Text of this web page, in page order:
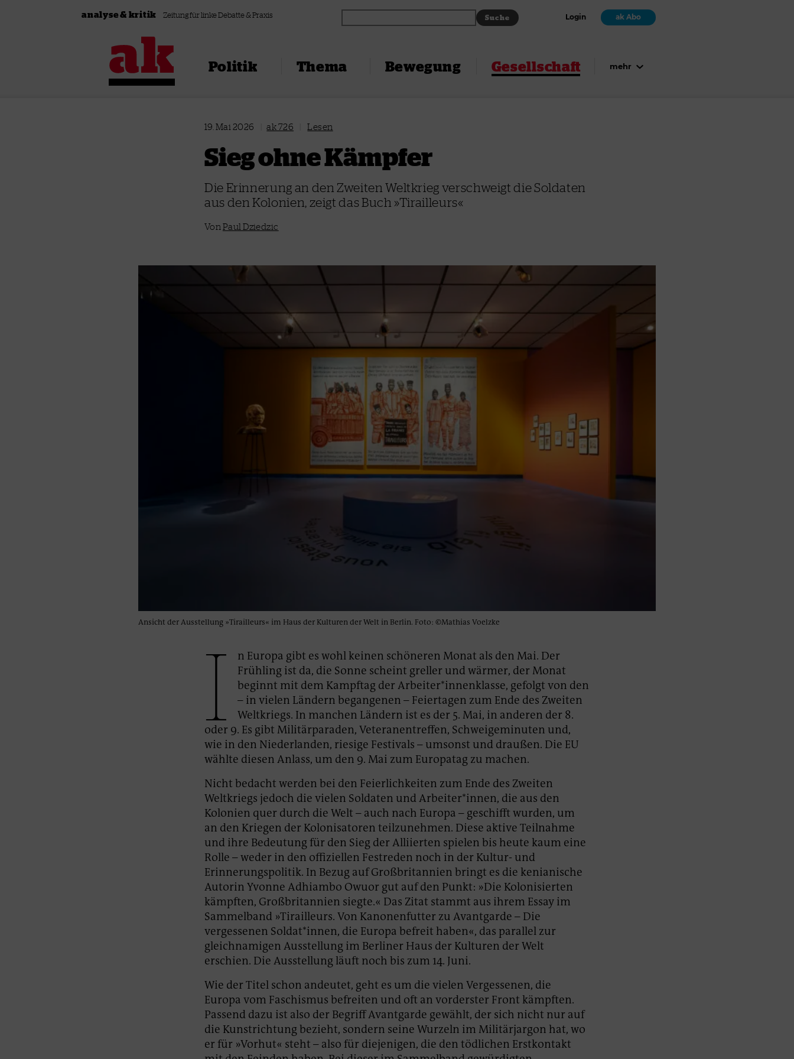
Zum Inhalt springen
analyse & kritik Zeitung für linke Debatte & Praxis Login ak Abo
Politik Thema Bewegung Gesellschaft mehr
19. Mai 2026 ak 726 Lesen
Sieg ohne Kämpfer
Die Erinnerung an den Zweiten Weltkrieg verschweigt die Soldaten
aus den Kolonien, zeigt das Buch »Tirailleurs«
VonPaul Dziedzic
Ansicht der Ausstellung »Tirailleurs« im Haus der Kulturen der Welt in Berlin. Foto: ©Mathias Voelzke
I
n Europa gibt es wohl keinen schöneren Monat als den Mai. Der
Frühling ist da, die Sonne scheint greller und wärmer, der Monat
beginnt mit dem Kampftag der Arbeiter*innenklasse, gefolgt von den
– in vielen Ländern begangenen – Feiertagen zum Ende des Zweiten
Weltkriegs. In manchen Ländern ist es der 5. Mai, in anderen der 8.
oder 9. Es gibt Militärparaden, Veteranentreffen, Schweigeminuten und,
wie in den Niederlanden, riesige Festivals – umsonst und draußen. Die EU
wählte diesen Anlass, um den 9. Mai zum Europatag zu machen.
Nicht bedacht werden bei den Feierlichkeiten zum Ende des Zweiten
Weltkriegs jedoch die vielen Soldaten und Arbeiter*innen, die aus den
Kolonien quer durch die Welt – auch nach Europa – geschifft wurden, um
an den Kriegen der Kolonisatoren teilzunehmen. Diese aktive Teilnahme
und ihre Bedeutung für den Sieg der Alliierten spielen bis heute kaum eine
Rolle – weder in den offiziellen Festreden noch in der Kultur- und
Erinnerungspolitik. In Bezug auf Großbritannien bringt es die kenianische
Autorin Yvonne Adhiambo Owuor gut auf den Punkt: »Die Kolonisierten
kämpften, Großbritannien siegte.« Das Zitat stammt aus ihrem Essay im
Sammelband »Tirailleurs. Von Kanonenfutter zu Avantgarde – Die
vergessenen Soldat*innen, die Europa befreit haben«, das parallel zur
gleichnamigen Ausstellung im Berliner Haus der Kulturen der Welt
erschien. Die Ausstellung läuft noch bis zum 14. Juni.
Wie der Titel schon andeutet, geht es um die vielen Vergessenen, die
Europa vom Faschismus befreiten und oft an vorderster Front kämpften.
Passend dazu ist also der Begriff Avantgarde gewählt, der sich nicht nur auf
die Kunstrichtung bezieht, sondern seine Wurzeln im Militärjargon hat, wo
er für »Vorhut« steht – also für diejenigen, die den tödlichen Erstkontakt